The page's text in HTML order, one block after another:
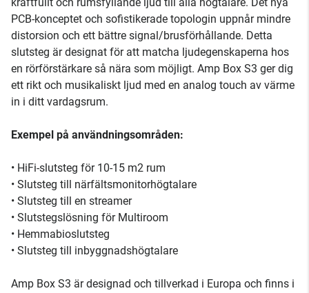
PCB-konceptet och sofistikerade topologin uppnår mindre
distorsion och ett bättre signal/brusförhållande. Detta
slutsteg är designat för att matcha ljudegenskaperna hos
en rörförstärkare så nära som möjligt. Amp Box S3 ger dig
ett rikt och musikaliskt ljud med en analog touch av värme
in i ditt vardagsrum.
Exempel på användningsområden:
• HiFi-slutsteg för 10-15 m2 rum
• Slutsteg till närfältsmonitorhögtalare
• Slutsteg till en streamer
• Slutstegslösning för Multiroom
• Hemmabioslutsteg
• Slutsteg till inbyggnadshögtalare
Amp Box S3 är designad och tillverkad i Europa och finns i